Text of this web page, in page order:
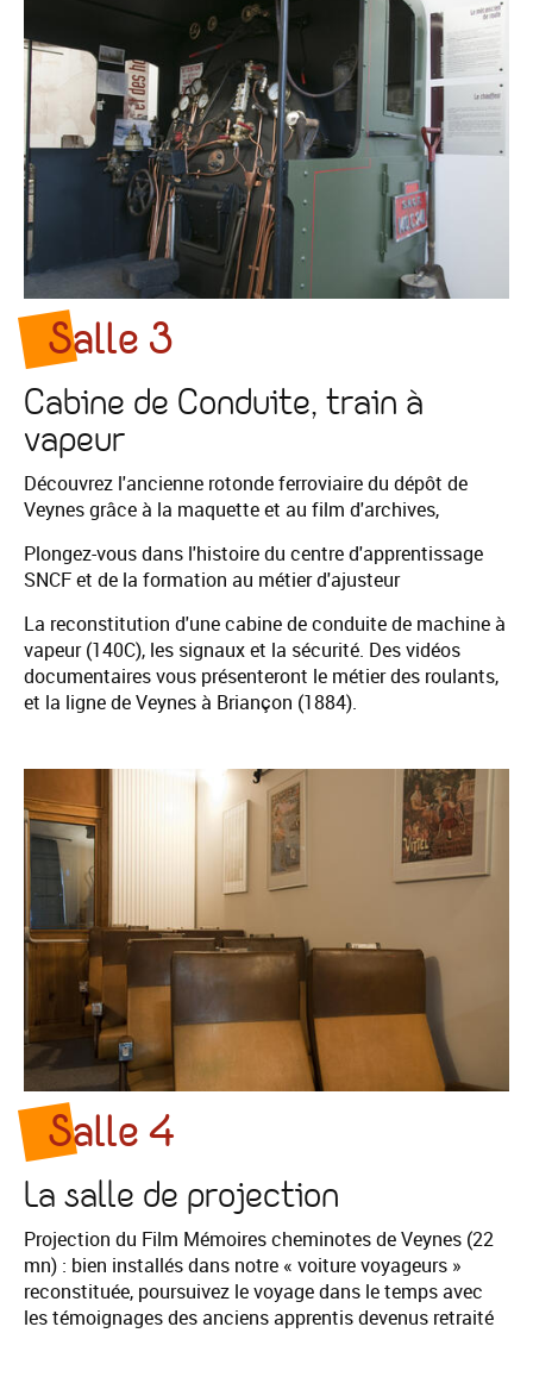
Salle 3
Cabine de Conduite, train à
vapeur
Découvrez l'ancienne rotonde ferroviaire du dépôt de
Veynes grâce à la maquette et au film d'archives,
Plongez-vous dans l'histoire du centre d'apprentissage
SNCF et de la formation au métier d'ajusteur
La reconstitution d'une cabine de conduite de machine à
vapeur (140C), les signaux et la sécurité. Des vidéos
documentaires vous présenteront le métier des roulants,
et la ligne de Veynes à Briançon (1884).
Salle 4
La salle de projection
Projection du Film Mémoires cheminotes de Veynes (22
mn) : bien installés dans notre « voiture voyageurs »
reconstituée, poursuivez le voyage dans le temps avec
les témoignages des anciens apprentis devenus retraité